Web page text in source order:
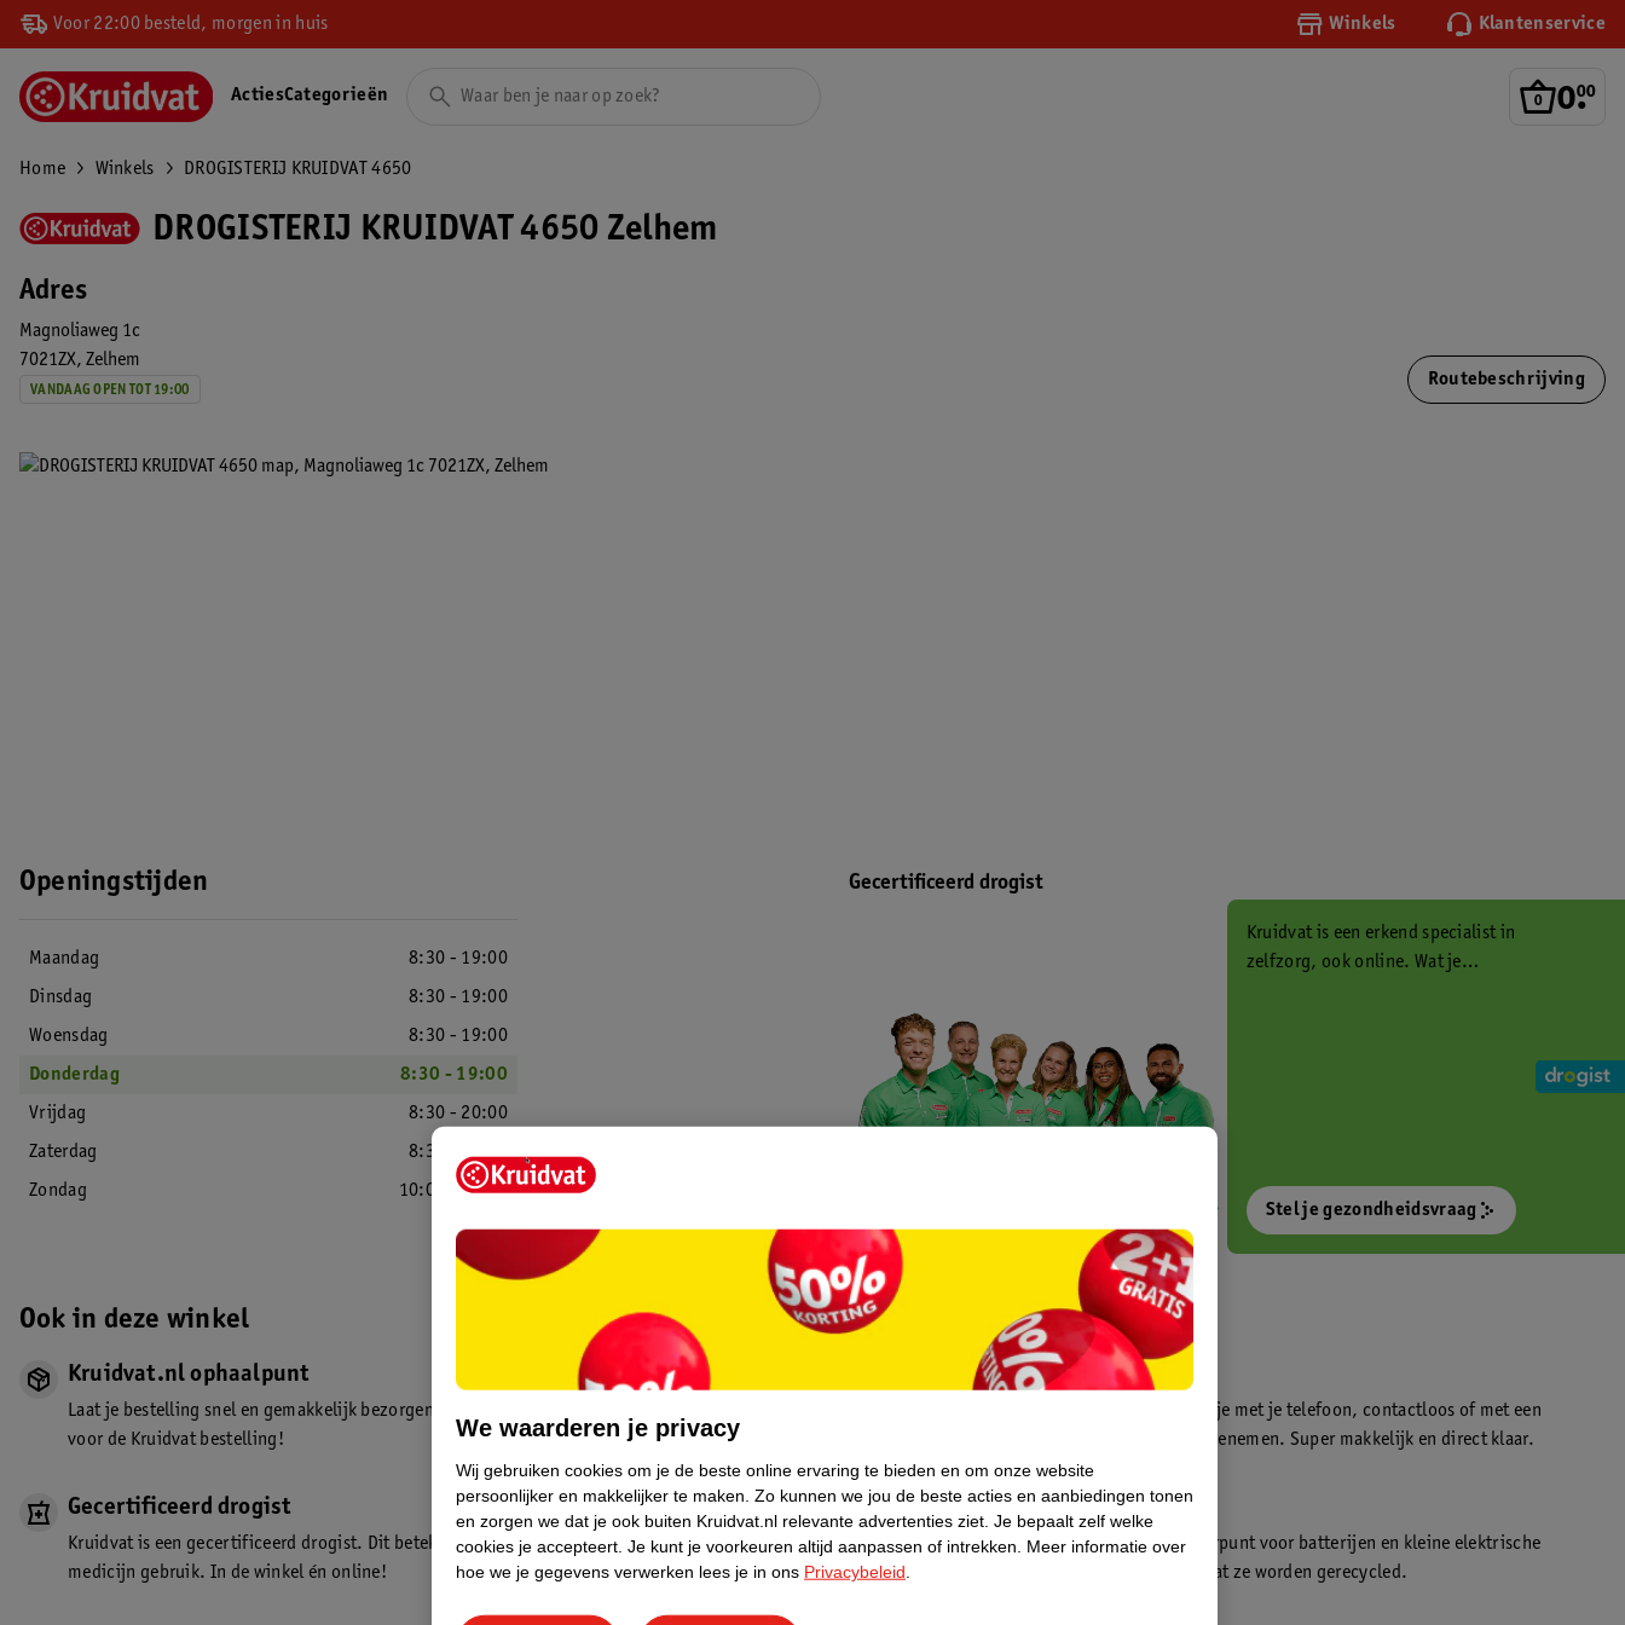
Voor 22:00 besteld, morgen in huis Winkels Klantenservice
0.
00
ActiesCategorieën
Home Winkels DROGISTERIJ KRUIDVAT 4650
DROGISTERIJ KRUIDVAT 4650 Zelhem
Adres
Magnoliaweg 1c
7021ZX Zelhem
VANDAAG OPEN TOT 19:00
Routebeschrijving
Openingstijden
Maandag
8:30 - 19:00
Dinsdag
8:30 - 19:00
Woensdag
8:30 - 19:00
Donderdag
8:30 - 19:00
Vrijdag
8:30 - 20:00
Zaterdag
8:30 - 18:00
Zondag
10:00 - 17:00
Gecertificeerd drogist
Kruidvat is een erkend specialist in
zelfzorg, ook online. Wat je
Stel je gezondheidsvraag
Ook in deze winkel
Kruidvat.nl ophaalpunt
Laat je bestelling snel en gemakkelijk bezorgen in de winkel. Zo hoef je niet thuis te blijven
voor de Kruidvat bestelling!
Gecertificeerd drogist
Kruidvat is een gecertificeerd drogist. Dit betekent dat je deskundig advies krijgt over
medicijn gebruik. In de winkel én online!
Kruidvat fotokiosk
In de winkel vind je een fotokiosk waarmee je met je telefoon, contactloos of met een
geheugenkaartje, jouw foto’s direct kan meenemen. Super makkelijk en direct klaar.
WeCycle inleverpunt
In deze Kruidvat vind je een WeCycle inleverpunt voor batterijen en kleine elektrische
apparaten. Deze kan je gratis inleveren zodat ze worden gerecycled.
We waarderen je privacy
Wij gebruiken cookies om je de beste online ervaring te bieden en om onze website
persoonlijker en makkelijker te maken. Zo kunnen we jou de beste acties en aanbiedingen tonen
en zorgen we dat je ook buiten Kruidvat.nl relevante advertenties ziet. Je bepaalt zelf welke
cookies je accepteert. Je kunt je voorkeuren altijd aanpassen of intrekken.
Meer informatie over
hoe we je gegevens verwerken lees je in ons Privacybeleid